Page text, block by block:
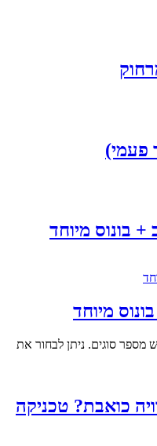
פעמי)
מספר סוגים. ניתן לבחור את
כואבת? טכניקה